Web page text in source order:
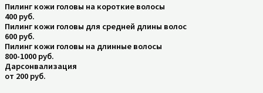
Пилинг кожи головы на короткие волосы
400 руб.
Пилинг кожи головы для средней длины волос
600 руб.
Пилинг кожи головы на длинные волосы
800-1000 руб.
Дарсонвализация
от 200 руб.